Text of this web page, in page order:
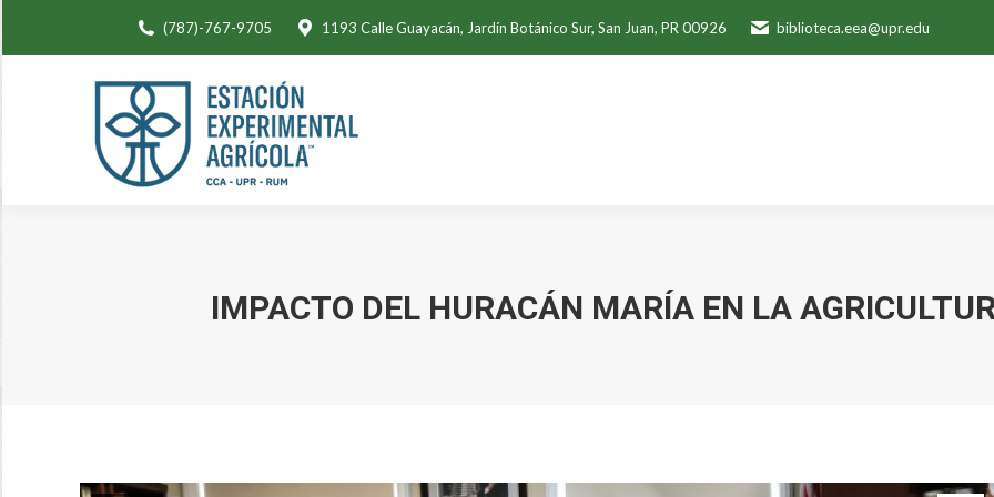
(787)-767-9705 1193 Calle Guayacán, Jardín Botánico Sur, San Juan, PR 00926 biblioteca.eea@upr.edu
IMPACTO DEL HURACÁN MARÍA EN LA